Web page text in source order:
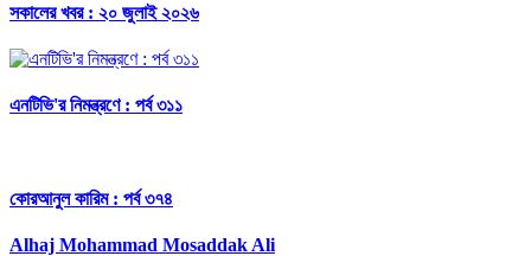
সকালের খবর : ২০ জুলাই ২০২৬
এনটিভি'র নিমন্ত্রণে : পর্ব ৩১১
কোরআনুল কারিম : পর্ব ৩৭৪
Alhaj Mohammad Mosaddak Ali